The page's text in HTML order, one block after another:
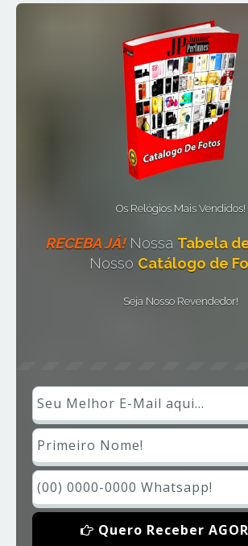
Os Relógios Mais Vendidos!
RECEBA JÁ!Nossa Tabela
Nosso Catálogo de
Seja Nosso Revendedor!
Quero Receber